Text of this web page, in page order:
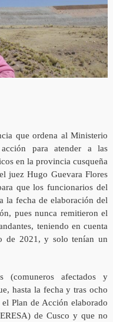
que ordena al Ministerio
para atender a las
en la provincia cusqueña
juez Hugo Guevara Flores
que los funcionarios del
la fecha de elaboración del
pues nunca remitieron el
teniendo en cuenta
de 2021, y solo tenían un
(comuneros afectados y
hasta la fecha y tras ocho
Plan de Acción elaborado
de Cusco y que no